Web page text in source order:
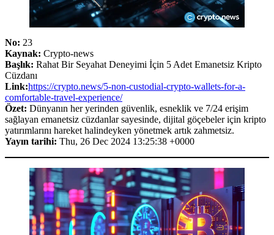
No: 23
Kaynak: Crypto-news
Başlık: Rahat Bir Seyahat Deneyimi İçin 5 Adet Emanetsiz Kripto
Cüzdanı
Link:https://crypto.news/5-non-custodial-crypto-wallets-for-a-
comfortable-travel-experience/
Özet: Dünyanın her yerinden güvenlik, esneklik ve 7/24 erişim
sağlayan emanetsiz cüzdanlar sayesinde, dijital göçebeler için kripto
yatırımlarını hareket halindeyken yönetmek artık zahmetsiz.
Yayın tarihi: Thu, 26 Dec 2024 13:25:38 +0000